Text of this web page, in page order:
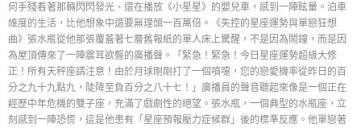
何手殘看著那輛閃閃發光、還在播放《小星星》的嬰兒車，感到一陣眩暈。泊車
維度的生活，比他想象中還要無理頭一百萬倍。《失控的星座運勢與單戀狂想
曲》張水瓶從他那張覆蓋著七層舊報紙的單人床上驚醒，不是因為鬧鐘，而是因
為屋頂傳來了一陣震耳欲聾的廣播聲。「緊急！緊急！今日星座運勢超級大修
正！所有天秤座請注意！由於月球剛剛打了一個噴嚏，您的戀愛機率從昨日的百
分之九十九點九，陡降至負百分之八十七！」廣播員的聲音聽起來像是一個正在
經歷中年危機的雙子座，充滿了戲劇性的絕望。張水瓶，一個典型的水瓶座，立
刻感到一陣恐慌，這是他患有「星座預報壓力症候群」後的標準反應。他單戀著